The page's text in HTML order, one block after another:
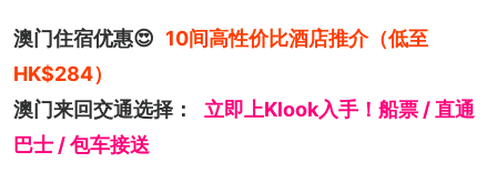
澳门住宿优惠😍 10间高性价比酒店推介（低至
HK$284）
澳门来回交通选择：
立即上Klook入手！船票 / 直通
巴士 / 包车接送